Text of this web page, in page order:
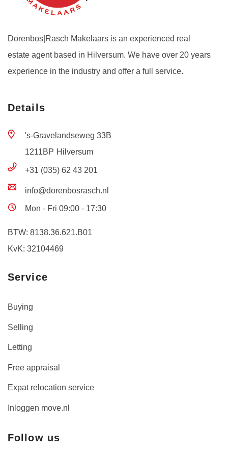
Dorenbos|Rasch Makelaars is an experienced real
estate agent based in Hilversum. We have over 20 years
experience in the industry and offer a full service.
Details
's-Gravelandseweg 33B
1211BP Hilversum
+31 (035) 62 43 201
info@dorenbosrasch.nl
Mon - Fri 09:00 - 17:30
BTW: 8138.36.621.B01
KvK: 32104469
Service
Buying
Selling
Letting
Free appraisal
Expat relocation service
Inloggen move.nl
Follow us